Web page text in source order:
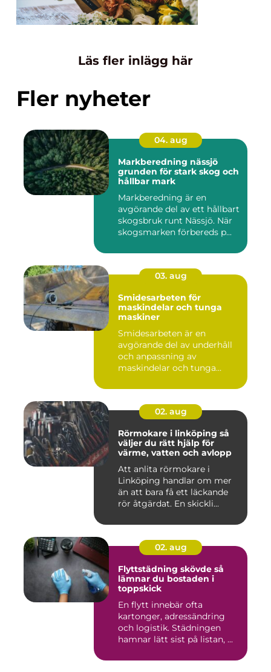
Läs fler inlägg här
Fler nyheter
04. aug
Markberedning nässjö
grunden för stark skog och
hållbar mark
Markberedning är en
avgörande del av ett hållbart
skogsbruk runt Nässjö. När
skogsmarken förbereds p...
03. aug
Smidesarbeten för
maskindelar och tunga
maskiner
Smidesarbeten är en
avgörande del av underhåll
och anpassning av
maskindelar och tunga
02. aug
Rörmokare i linköping så
väljer du rätt hjälp för
värme, vatten och avlopp
Att anlita rörmokare i
Linköping handlar om mer
än att bara få ett läckande
rör åtgärdat. En skickli...
02. aug
Flyttstädning skövde så
lämnar du bostaden i
toppskick
En flytt innebär ofta
kartonger, adressändring
och logistik. Städningen
hamnar lätt sist på listan, ...